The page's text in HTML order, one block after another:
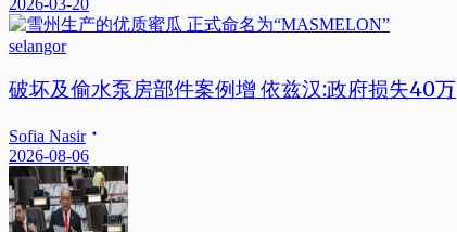
selangor
破坏及偷水泵房部件案例增 依兹汉:政府损失40万
Sofia Nasir
2026-08-06